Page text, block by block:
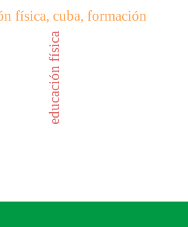
educación física
física, cuba, formación